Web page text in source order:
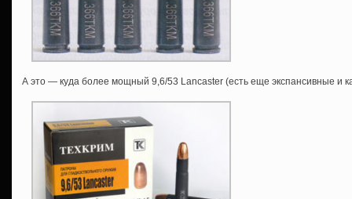
А это — куда более мощный 9,6/53 Lancaster (есть еще экспансивные и